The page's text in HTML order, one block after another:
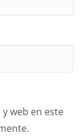
web en este